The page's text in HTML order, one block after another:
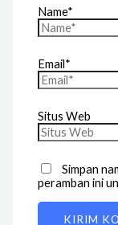
Name*
Email*
Situs Web
Simpan
peramban ini